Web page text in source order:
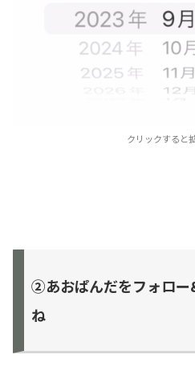
クリックすると
②あおぱんだをフォロー
ね